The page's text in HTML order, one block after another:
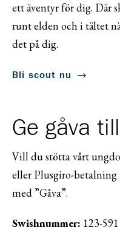
ett äventyr för dig. Där
runt elden och i tältet
det på dig.
Bli scout nu
Ge gåva
Vill du stötta vårt
eller Plusgiro-betalning
med ”Gåva”.
Swishnummer: 123-